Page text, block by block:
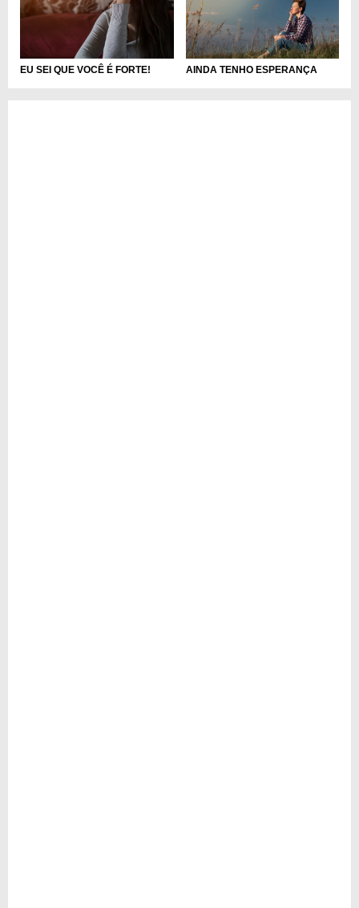
EU SEI QUE VOCÊ É FORTE! AINDA TENHO ESPERANÇA